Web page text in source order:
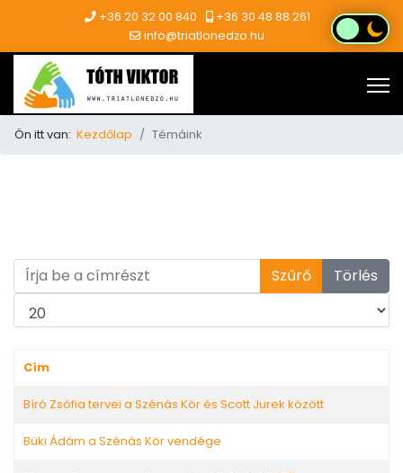
+36 20 32 00 840
+36 30 48 88 261
info@triatlonedzo.hu
Ön itt van: Kezdőlap Témáink
Írja be a címrészt Szűrő Törlés
Tételek #
Cím
Bíró Zsófia tervei a Szénás Kör és Scott Jurek között
Büki Ádám a Szénás Kör vendége